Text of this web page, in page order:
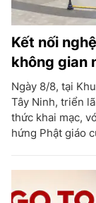
Kết nối
không gian
Ngày 8/8, tại
Tây Ninh, triển
thức khai mạc,
hứng Phật giáo